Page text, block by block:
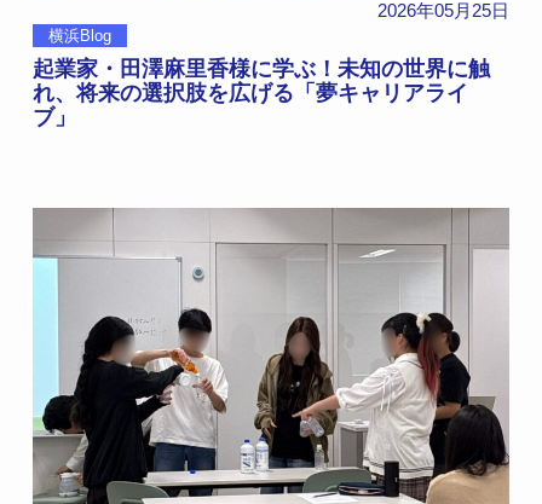
2026年05月25日
横浜Blog
起業家・田澤麻里香様に学ぶ！未知の世界に触
れ、将来の選択肢を広げる「夢キャリアライ
ブ」